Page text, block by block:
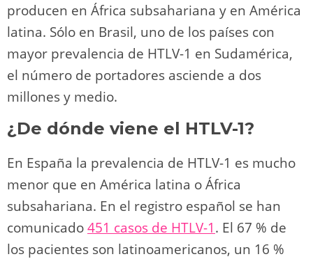
producen en África subsahariana y en América
latina. Sólo en Brasil, uno de los países con
mayor prevalencia de HTLV-1 en Sudamérica,
el número de portadores asciende a dos
millones y medio.
¿De dónde viene el HTLV-1?
En España la prevalencia de HTLV-1 es mucho
menor que en América latina o África
subsahariana. En el registro español se han
comunicado451 casos de HTLV-1. El 67 % de
los pacientes son latinoamericanos, un 16 %